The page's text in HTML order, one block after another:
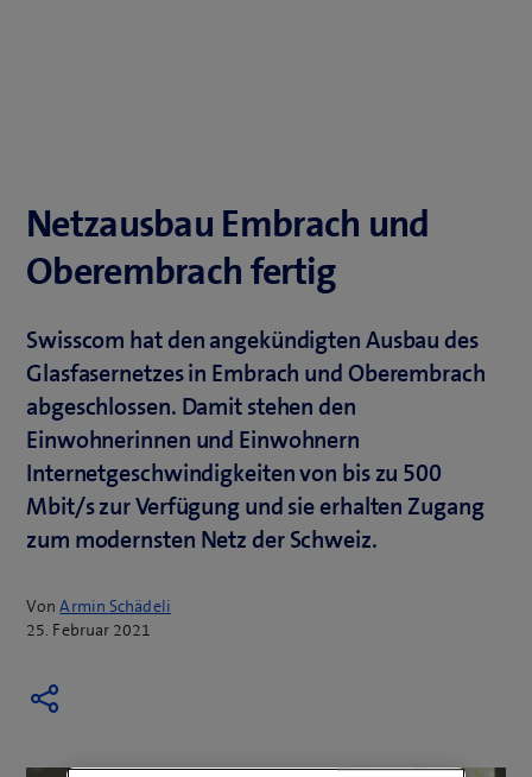
Netzausbau Embrach und
Oberembrach fertig
Swisscom hat den angekündigten Ausbau des
Glasfasernetzes in Embrach und Oberembrach
abgeschlossen. Damit stehen den
Einwohnerinnen und Einwohnern
Internetgeschwindigkeiten von bis zu 500
Mbit/s zur Verfügung und sie erhalten Zugang
zum modernsten Netz der Schweiz.
VonArmin Schädeli
25. Februar 2021